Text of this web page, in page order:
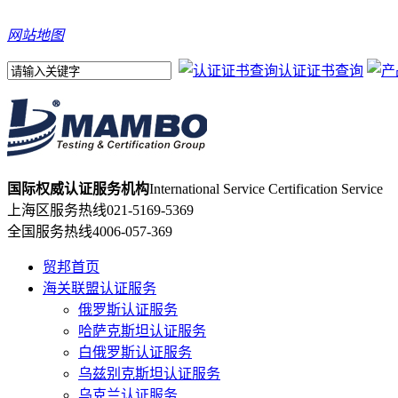
网站地图
认证证书查询
国际权威认证服务机构International Service Certification Service
上海区服务热线021-5169-5369
全国服务热线4006-057-369
贸邦首页
海关联盟认证服务
俄罗斯认证服务
哈萨克斯坦认证服务
白俄罗斯认证服务
乌兹别克斯坦认证服务
乌克兰认证服务